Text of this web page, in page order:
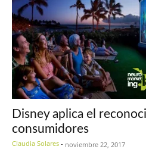
Disney aplica el
consumidores
Claudia Solares - noviembre 22, 2017